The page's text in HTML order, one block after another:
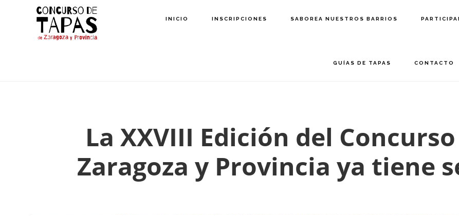
contenido
INICIO INSCRIPCIONES SABOREA NUESTROS BARRIOS
GUÍAS DE TAPAS CONTACTO
La XXVIII Edición del
Zaragoza y Provincia ya tiene